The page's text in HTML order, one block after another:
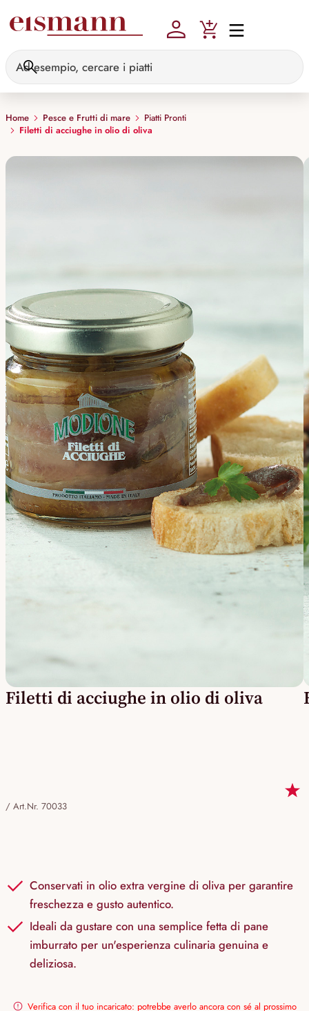
Home Pesce e Frutti di mare
Piatti Pronti
Filetti di acciughe in olio di oliva
Filetti di acciughe in olio di oliva
/ Art.Nr. 70033
Conservati in olio extra vergine di oliva per garantire
freschezza e gusto autentico.
Ideali da gustare con una semplice fetta di pane
imburrato per un'esperienza culinaria genuina e
deliziosa.
Verifica con il tuo incaricato: potrebbe averlo ancora con sé al prossimo